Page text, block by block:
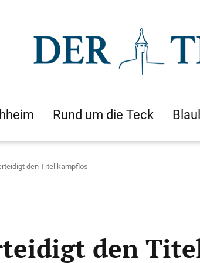
Rund um die Teck
den Titel kampflos
den